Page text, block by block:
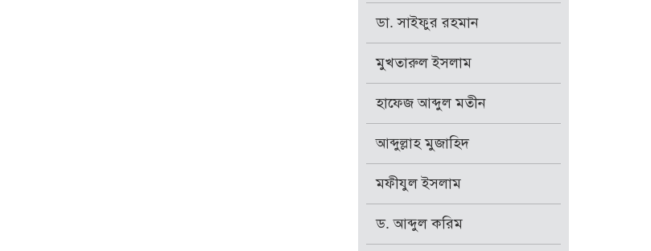
ডা. সাইফুর রহমান
মুখতারুল ইসলাম
হাফেজ আব্দুল মতীন
আব্দুল্লাহ মুজাহিদ
মফীযুল ইসলাম
ড. আব্দুল করিম